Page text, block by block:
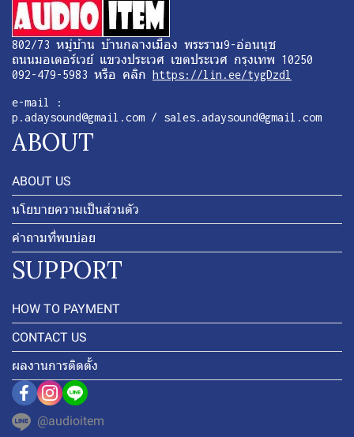
802/73 หมู่บ้าน บ้านกลางเมือง พระราม9-อ่อนนุช
ถนนมอเตอร์เวย์ แขวงประเวศ เขตประเวศ กรุงเทพ 10250
092-479-5983 หรือ คลิก https://lin.ee/tygDzdl
e-mail :
p.adaysound@gmail.com / sales.adaysound@gmail.com
ABOUT
ABOUT US
นโยบายความเป็นส่วนตัว
คำถามที่พบบ่อย
SUPPORT
HOW TO PAYMENT
CONTACT US
ผลงานการติดตั้ง
@audioitem